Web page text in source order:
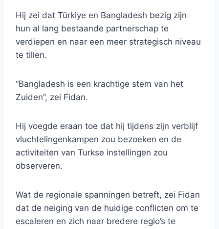
Hij zei dat Türkiye en Bangladesh bezig zijn
hun al lang bestaande partnerschap te
verdiepen en naar een meer strategisch niveau
te tillen.
“Bangladesh is een krachtige stem van het
Zuiden”, zei Fidan.
Hij voegde eraan toe dat hij tijdens zijn verblijf
vluchtelingenkampen zou bezoeken en de
activiteiten van Turkse instellingen zou
observeren.
Wat de regionale spanningen betreft, zei Fidan
dat de neiging van de huidige conflicten om te
escaleren en zich naar bredere regio’s te